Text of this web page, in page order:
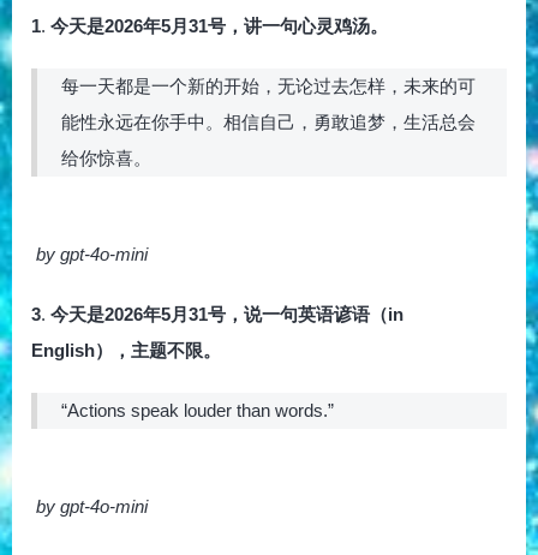
1. 今天是2026年5月31号，讲一句心灵鸡汤。
每一天都是一个新的开始，无论过去怎样，未来的可
能性永远在你手中。相信自己，勇敢追梦，生活总会
给你惊喜。
by gpt-4o-mini
3. 今天是2026年5月31号，说一句英语谚语（in
English），主题不限。
“Actions speak louder than words.”
by gpt-4o-mini